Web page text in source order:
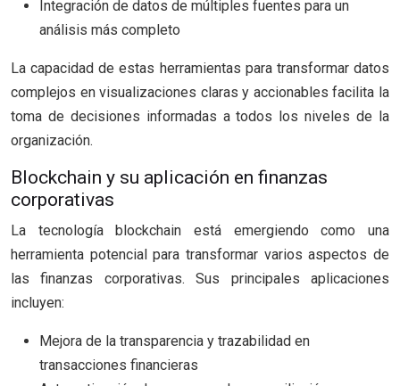
Integración de datos de múltiples fuentes para un
análisis más completo
La capacidad de estas herramientas para transformar datos
complejos en visualizaciones claras y accionables facilita la
toma de decisiones informadas a todos los niveles de la
organización.
Blockchain y su aplicación en finanzas
corporativas
La tecnología blockchain está emergiendo como una
herramienta potencial para transformar varios aspectos de
las finanzas corporativas. Sus principales aplicaciones
incluyen:
Mejora de la transparencia y trazabilidad en
transacciones financieras